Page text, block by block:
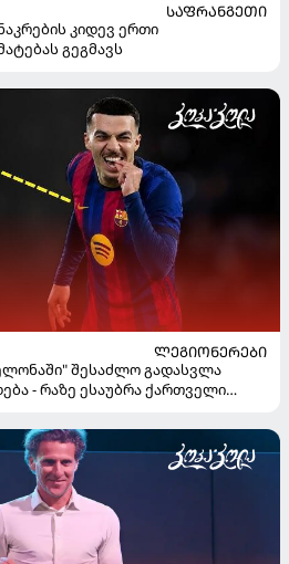
ᲡᲐᲤᲠᲐᲜᲒᲔᲗᲘ
კიდევ ერთი
გეგმავს
ᲚᲔᲒᲘᲝᲜᲔᲠᲔᲑᲘ
შესაძლო გადასვლა
- რაზე ესაუბრა ქართველი